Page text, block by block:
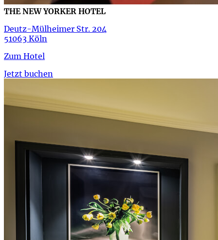
THE NEW YORKER HOTEL
Deutz-Mülheimer Str. 204
51063 Köln
Zum Hotel
Jetzt buchen